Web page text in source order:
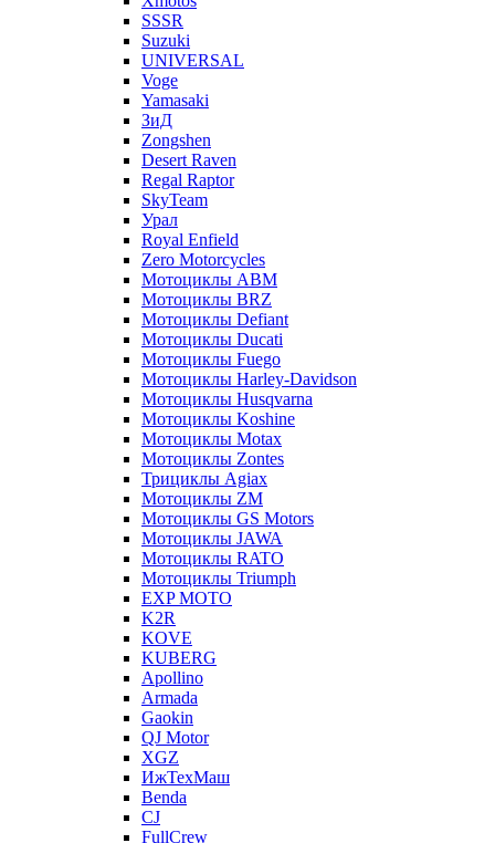
SSSR
Suzuki
UNIVERSAL
Voge
Yamasaki
ЗиД
Zongshen
Desert Raven
Regal Raptor
SkyTeam
Урал
Royal Enfield
Zero Motorcycles
Мотоциклы ABM
Мотоциклы BRZ
Мотоциклы Defiant
Мотоциклы Ducati
Мотоциклы Fuego
Мотоциклы Harley-Davidson
Мотоциклы Husqvarna
Мотоциклы Koshine
Мотоциклы Motax
Мотоциклы Zontes
Трициклы Agiax
Мотоциклы ZM
Мотоциклы GS Motors
Мотоциклы JAWA
Мотоциклы RATO
Мотоциклы Triumph
EXP MOTO
K2R
KOVE
KUBERG
Apollino
Armada
Gaokin
QJ Motor
XGZ
ИжТехМаш
Benda
CJ
FullCrew